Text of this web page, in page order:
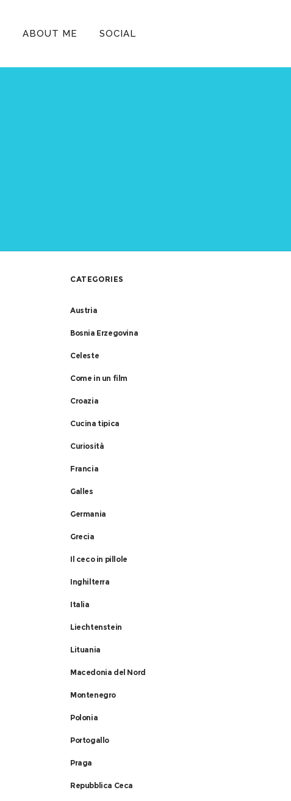
ABOUT ME SOCIAL
CATEGORIES
Austria
Bosnia Erzegovina
Celeste
Come in un film
Croazia
Cucina tipica
Curiosità
Francia
Galles
Germania
Grecia
Il ceco in pillole
Inghilterra
Italia
Liechtenstein
Lituania
Macedonia del Nord
Montenegro
Polonia
Portogallo
Praga
Repubblica Ceca